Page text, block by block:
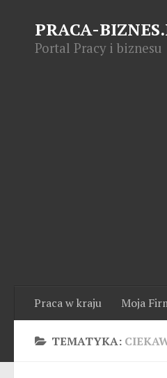
PRACA-
Portal Pracy i biznesu
Praca w kraju Moja
TEMATYKA: